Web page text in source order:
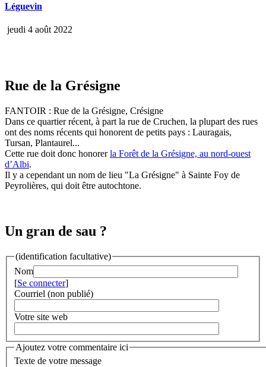
Léguevin
jeudi 4 août 2022
Rue de la Grésigne
FANTOIR : Rue de la Grésigne, Crésigne
Dans ce quartier récent, à part la rue de Cruchen, la plupart des rues
ont des noms récents qui honorent de petits pays : Lauragais,
Tursan, Plantaurel...
Cette rue doit donc honorerla Forêt de la Grésigne, au nord-ouest
d’Albi.
Il y a cependant un nom de lieu "La Grésigne" à Sainte Foy de
Peyrolières, qui doit être autochtone.
Un gran de sau ?
(identification facultative)
Nom
[Se connecter]
Courriel (non publié)
Votre site web
Ajoutez votre commentaire ici
Texte de votre message